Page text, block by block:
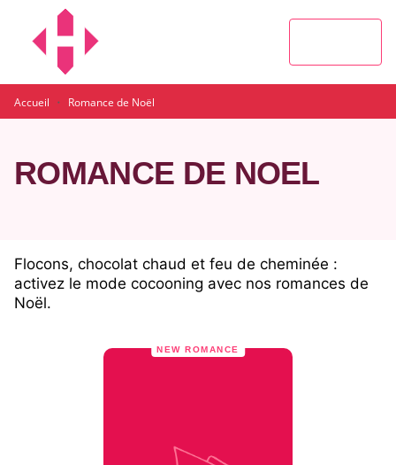
MENU
Accueil · Romance de Noël
ROMANCE DE NOËL
Flocons, chocolat chaud et feu de cheminée :
activez le mode cocooning avec nos romances de
Noël.
NEW ROMANCE